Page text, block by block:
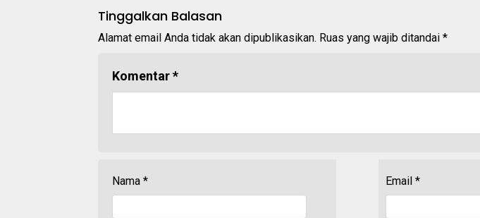
Tinggalkan Balasan
Alamat email Anda tidak akan dipublikasikan. Ruas yang wajib ditandai *
Komentar*
Nama * Email *